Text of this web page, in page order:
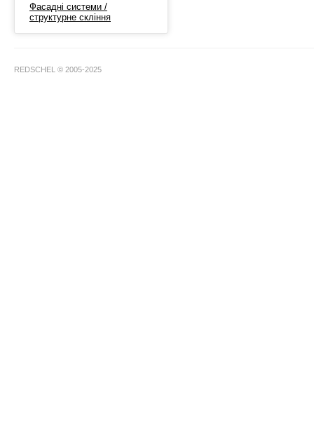
Фасадні системи /
структурне скління
REDSCHEL © 2005-2025